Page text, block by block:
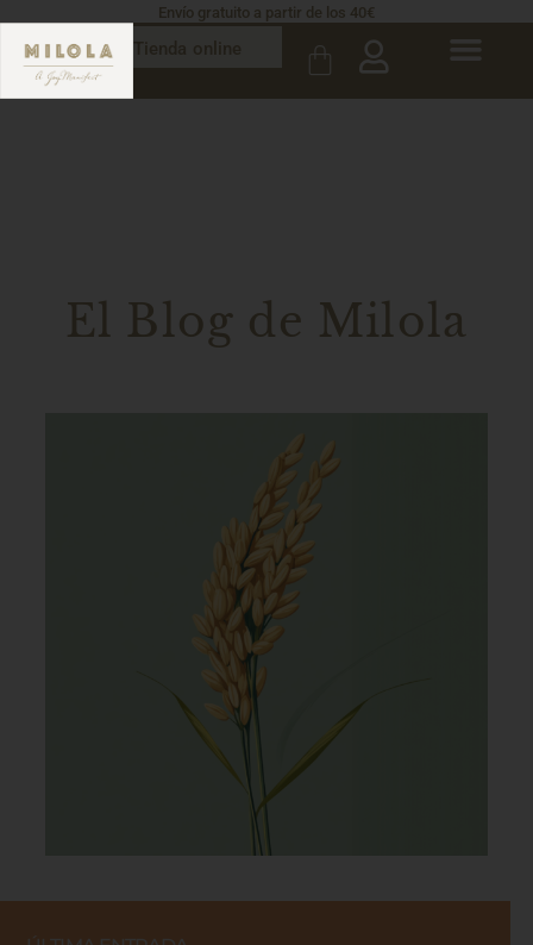
Envío gratuito a partir de los 40€
El Blog de Milola